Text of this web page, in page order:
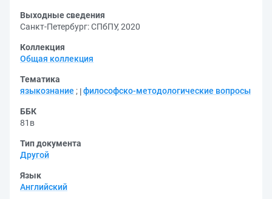
Выходные сведения
Санкт-Петербург: СПбПУ, 2020
Коллекция
Общая коллекция
Тематика
языкознание ; философско-методологические вопросы
ББК
81в
Тип документа
Другой
Язык
Английский